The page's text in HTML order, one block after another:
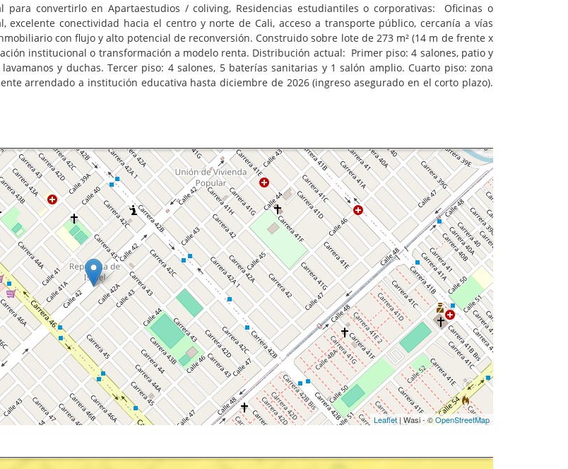
para convertirlo en Apartaestudios / coliving, Residencias estudiantiles o corporativas: Oficinas o
excelente conectividad hacia el centro y norte de Cali, acceso a transporte público, cercanía a vías
con flujo y alto potencial de reconversión. Construido sobre lote de 273 m² (14 m de frente x
institucional o transformación a modelo renta. Distribución actual: Primer piso: 4 salones, patio y
y duchas. Tercer piso: 4 salones, 5 baterías sanitarias y 1 salón amplio. Cuarto piso: zona
arrendado a institución educativa hasta diciembre de 2026 (ingreso asegurado en el corto plazo).
Leaflet| Wasi - ©OpenStreetMap